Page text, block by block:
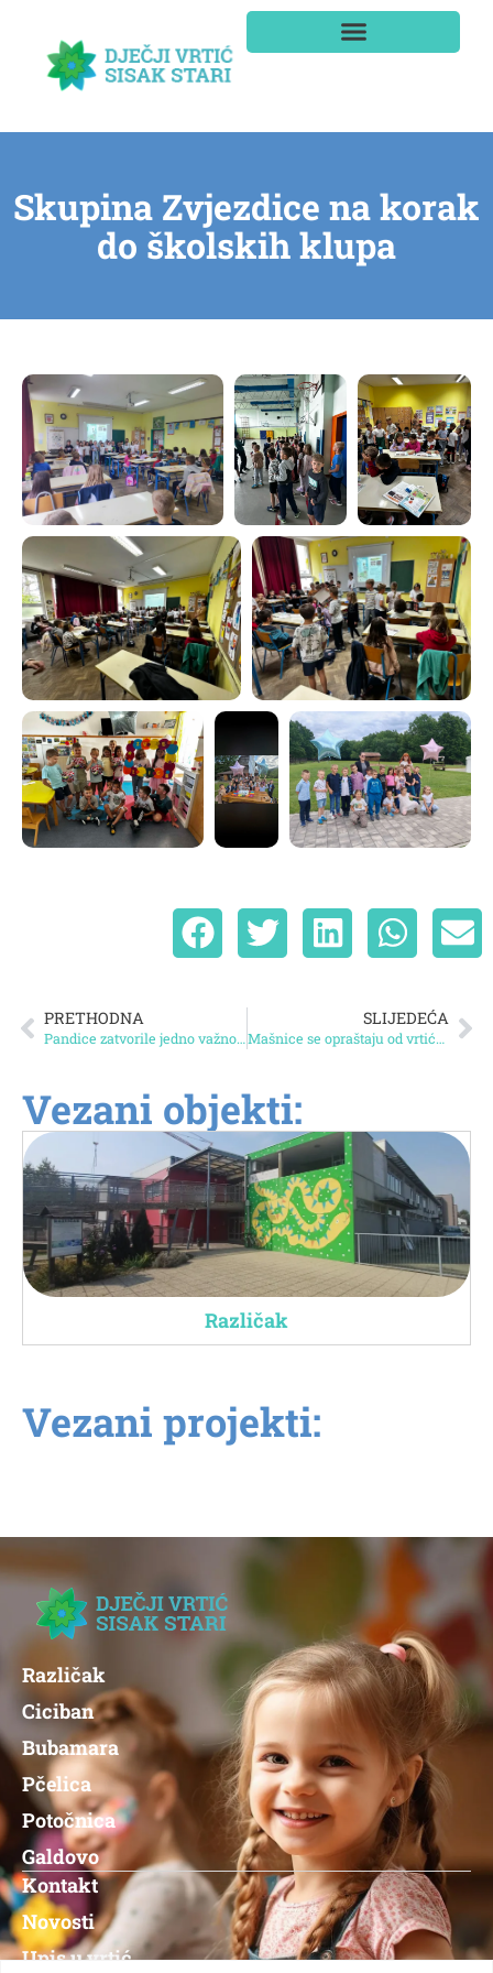
Skupina Zvjezdice na korak
do školskih klupa
PRETHODNA
Pandice zatvorile jedno važno poglavlje
SLIJEDEĆA
Mašnice se opraštaju od vrtićkih dana
Vezani objekti:
Različak
Vezani projekti:
Različak
Ciciban
Bubamara
Pčelica
Potočnica
Galdovo
Kontakt
Novosti
Upis u vrtić